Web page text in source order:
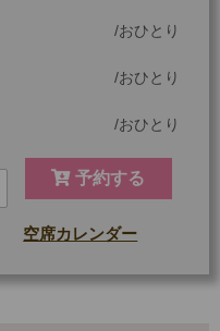
おひとり
おひとり
おひとり
予約する
空席カレンダー